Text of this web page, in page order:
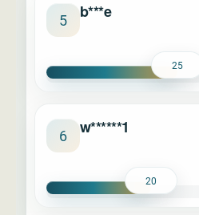
5 b***e
25
6 w******1
20